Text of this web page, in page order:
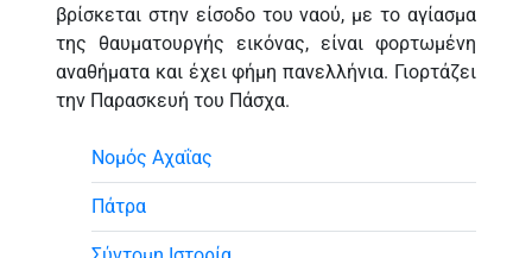
βρίσκεται στην είσοδο του ναού, με το αγίασμα
της θαυματουργής εικόνας, είναι φορτωμένη
αναθήματα και έχει φήμη πανελλήνια. Γιορτάζει
την Παρασκευή του Πάσχα.
Νομός Αχαΐας
Πάτρα